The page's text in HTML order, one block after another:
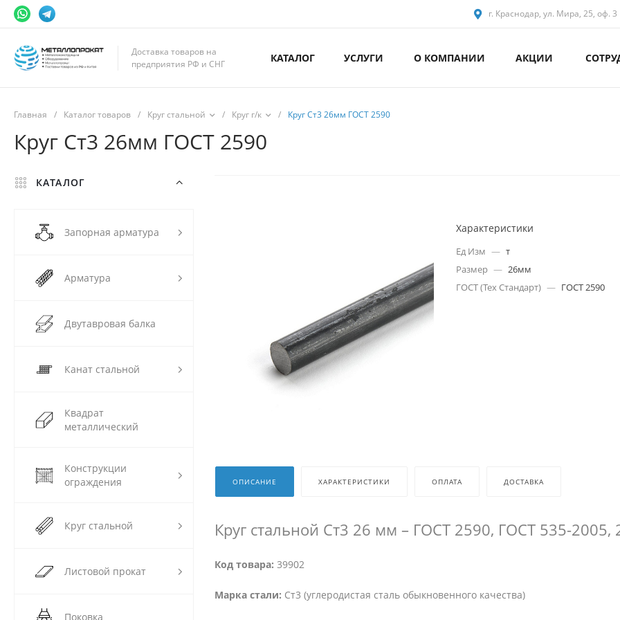
г. Краснодар, ул. Мира, 25, оф. 3
Доставка товаров на
предприятия РФ и СНГ
КАТАЛОГ УСЛУГИ О КОМПАНИИ АКЦИИ
Главная / Каталог товаров / Круг стальной / Круг г/к / Круг Ст3 26мм ГОСТ 2590
Круг Ст3 26мм ГОСТ 2590
КАТАЛОГ
Запорная арматура
Арматура
Двутавровая балка
Канат стальной
Квадрат
металлический
Конструкции
ограждения
Круг стальной
Листовой прокат
Поковка
Характеристики
Ед Изм — т
Размер — 26мм
ГОСТ (Тех Стандарт) — ГОСТ 2590
ОПИСАНИЕ ХАРАКТЕРИСТИКИ ОПЛАТА ДОСТАВКА
Круг стальной Ст3 26 мм – ГОСТ 2590, ГОСТ 535-2005,
Код товара: 39902
Марка стали: Ст3 (углеродистая сталь обыкновенного качества)